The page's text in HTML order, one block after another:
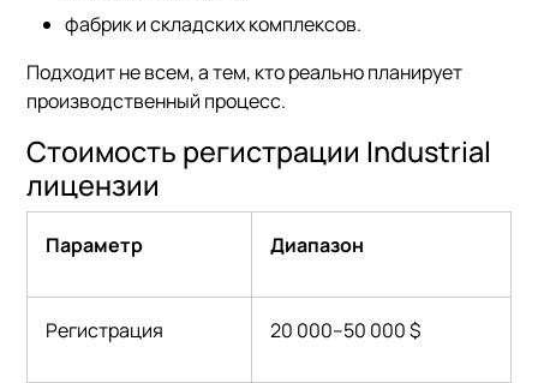
фабрик и складских комплексов.
Подходит не всем, а тем, кто реально планирует
производственный процесс.
Стоимость регистрации Industrial
лицензии
Параметр Диапазон
Регистрация 20 000–50 000 $